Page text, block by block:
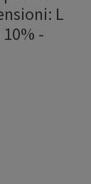
L
10% -